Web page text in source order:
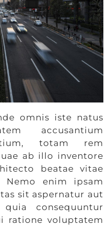
omnis iste natus
accusantium
totam rem
ab illo inventore
beatae vitae
Nemo enim ipsam
sit aspernatur aut
consequuntur
ratione voluptatem